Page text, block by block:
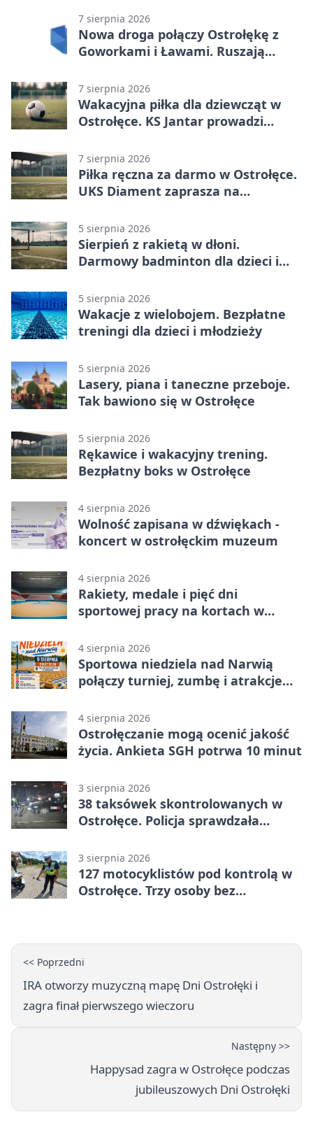
7 sierpnia 2026
Nowa droga połączy Ostrołękę z
Goworkami i Ławami. Ruszają
7 sierpnia 2026
Wakacyjna piłka dla dziewcząt w
Ostrołęce. KS Jantar prowadzi
7 sierpnia 2026
Piłka ręczna za darmo w Ostrołęce.
UKS Diament zaprasza na
5 sierpnia 2026
Sierpień z rakietą w dłoni.
Darmowy badminton dla dzieci i
5 sierpnia 2026
Wakacje z wielobojem. Bezpłatne
treningi dla dzieci i młodzieży
5 sierpnia 2026
Lasery, piana i taneczne przeboje.
Tak bawiono się w Ostrołęce
5 sierpnia 2026
Rękawice i wakacyjny trening.
Bezpłatny boks w Ostrołęce
4 sierpnia 2026
Wolność zapisana w dźwiękach -
koncert w ostrołęckim muzeum
4 sierpnia 2026
Rakiety, medale i pięć dni
sportowej pracy na kortach w
4 sierpnia 2026
Sportowa niedziela nad Narwią
połączy turniej, zumbę i atrakcje
4 sierpnia 2026
Ostrołęczanie mogą ocenić jakość
życia. Ankieta SGH potrwa 10 minut
3 sierpnia 2026
38 taksówek skontrolowanych w
Ostrołęce. Policja sprawdzała
3 sierpnia 2026
127 motocyklistów pod kontrolą w
Ostrołęce. Trzy osoby bez
<< Poprzedni
IRA otworzy muzyczną mapę Dni Ostrołęki i
zagra finał pierwszego wieczoru
Następny >>
Happysad zagra w Ostrołęce podczas
jubileuszowych Dni Ostrołęki